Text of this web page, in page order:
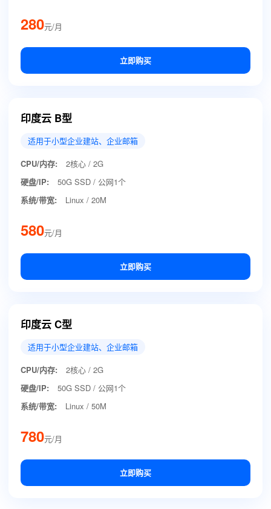
280元/月
立即购买
印度云 B型
适用于小型企业建站、企业邮箱
CPU/内存:
2核心 / 2G
硬盘/IP:
50G SSD / 公网1个
系统/带宽:
Linux / 20M
580元/月
立即购买
印度云 C型
适用于小型企业建站、企业邮箱
CPU/内存:
2核心 / 2G
硬盘/IP:
50G SSD / 公网1个
系统/带宽:
Linux / 50M
780元/月
立即购买